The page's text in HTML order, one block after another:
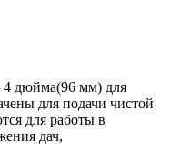
4 дюйма(96 мм) для
для подачи чистой
для работы в
дач,